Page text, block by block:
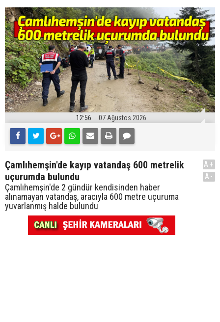
12:56 07 Ağustos 2026
Çamlıhemşin'de kayıp vatandaş 600 metrelik
uçurumda bulundu
Çamlıhemşin'de 2 gündür kendisinden haber
alınamayan vatandaş, aracıyla 600 metre uçuruma
yuvarlanmış halde bulundu
A+
A-